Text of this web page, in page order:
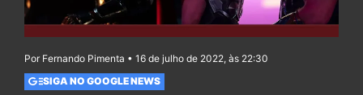
Por Fernando Pimenta • 16 de julho de 2022, às 22:30
SIGA NO GOOGLE NEWS